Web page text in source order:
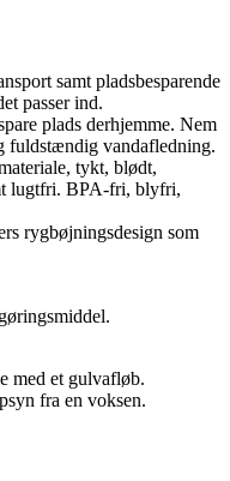
samt pladsbesparende
passer ind.
plads derhjemme. Nem
fuldstændig vandafledning.
tykt, blødt,
lugtfri. BPA-fri, blyfri,
rygbøjningsdesign som
med et gulvafløb.
fra en voksen.